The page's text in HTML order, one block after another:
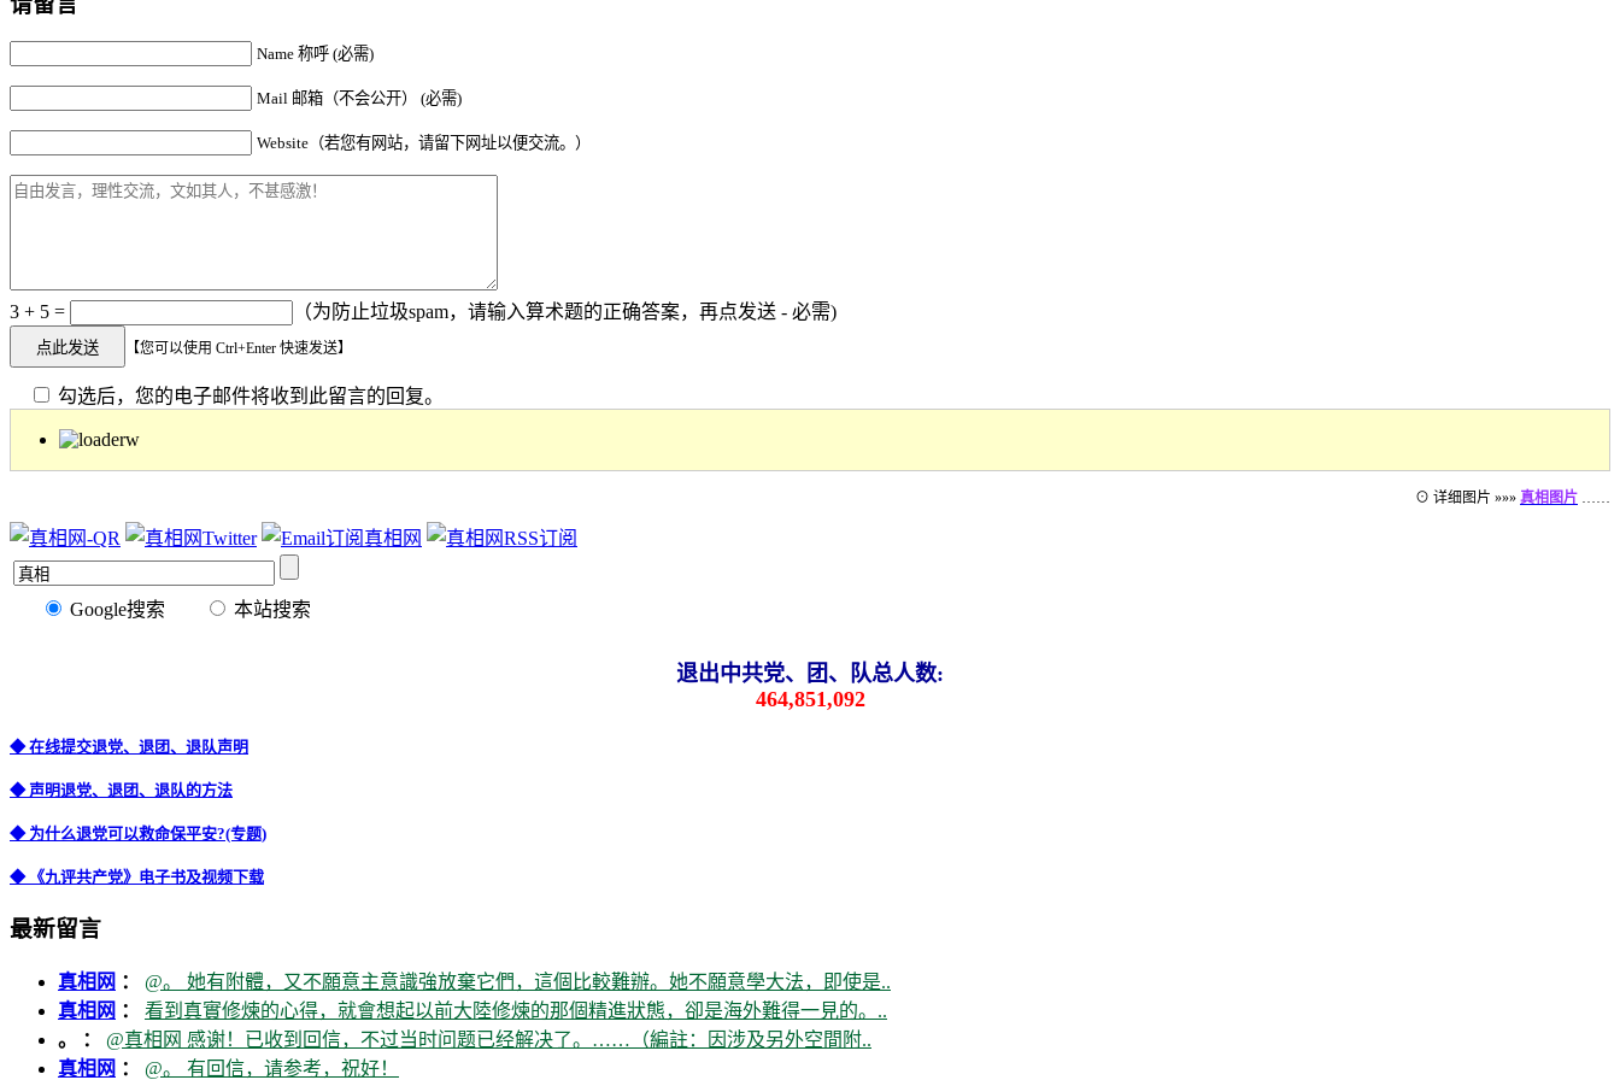
Name 称呼 (必需)
Mail 邮箱（不会公开） (必需)
Website（若您有网站，请留下网址以便交流。）
3 + 5 = （为防止垃圾spam，请输入算术题的正确答案，再点发送 - 必需)
【您可以使用 Ctrl+Enter 快速发送】
勾选后，您的电子邮件将收到此留言的回复。
⊙ 详细图片 »»» 真相图片
Google搜索 本站搜索
退出中共党、团、队总人数:
464,851,092
◆ 在线提交退党、退团、退队声明
◆ 声明退党、退团、退队的方法
◆ 为什么退党可以救命保平安?(专题)
◆ 《九评共产党》电子书及视频下载
最新留言
真相网 ： @。 她有附體，又不願意主意識強放棄它們，這個比較難辦。她不願意學大法，即使是..
真相网 ： 看到真實修煉的心得，就會想起以前大陸修煉的那個精進狀態，卻是海外難得一見的。..
。 ： @真相网 感谢！已收到回信，不过当时问题已经解决了。……（編註：因涉及另外空間附..
真相网 ： @。 有回信，请参考，祝好！